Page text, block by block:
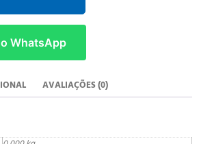
WhatsApp
AVALIAÇÕES (0)